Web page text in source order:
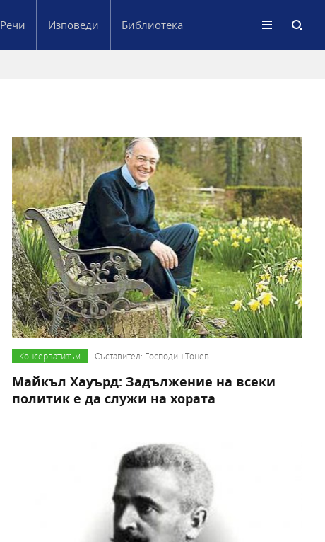
Речи Изповеди Библиотека
Консерватизъм Съставител: Господин Тонев
Майкъл Хауърд: Задължение на всеки
политик е да служи на хората